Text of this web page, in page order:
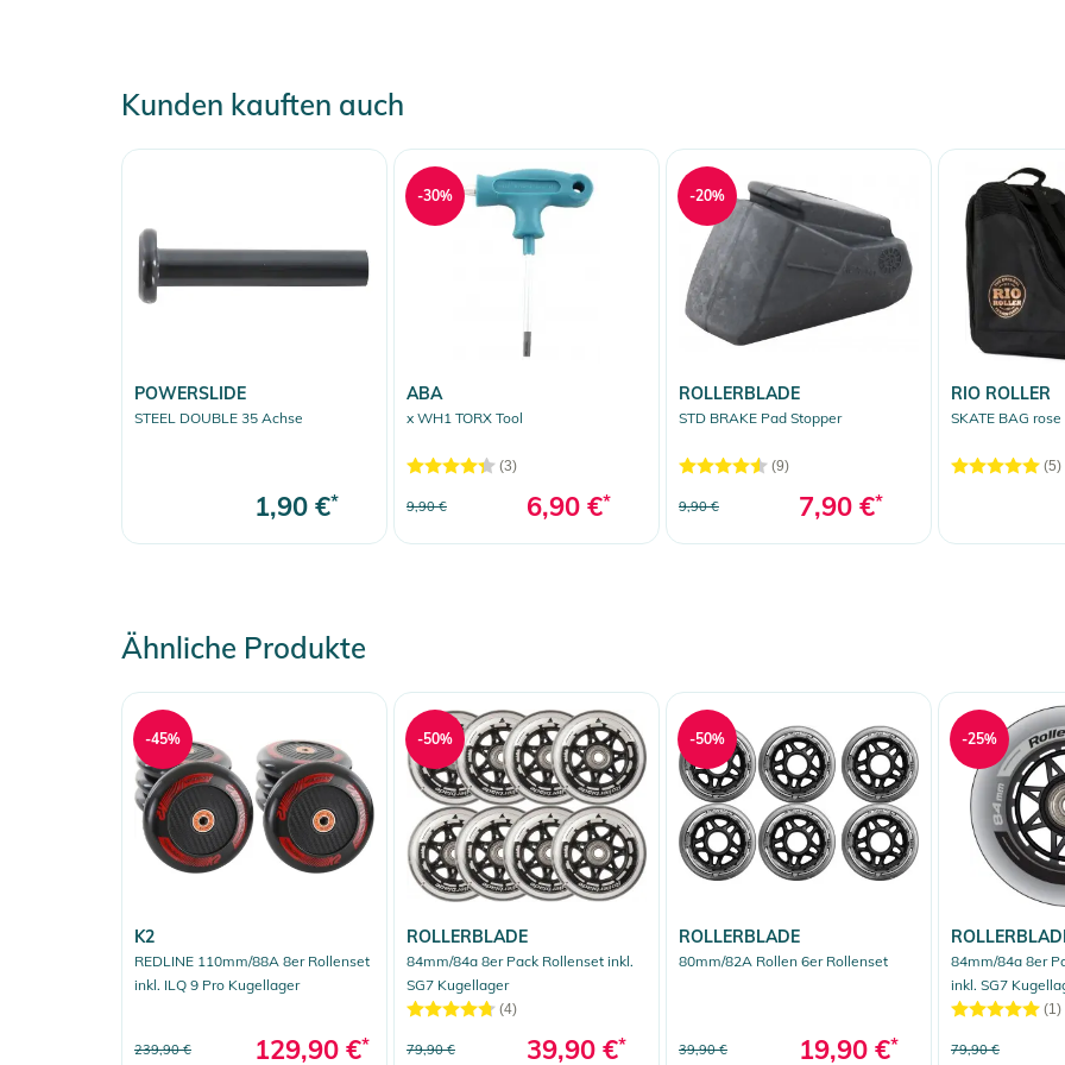
Kunden kauften auch
POWERSLIDE
STEEL DOUBLE 35 Achse
1,90 €*
ABA
x WH1 TORX Tool
(3)
9,90 € 6,90 €*
-30%
ROLLERBLADE
STD BRAKE Pad Stopper
(9)
9,90 € 7,90 €*
-20%
RIO ROLLER
SKATE BAG rose
(5)
Ähnliche Produkte
K2
REDLINE 110mm/88A 8er Rollenset
inkl. ILQ 9 Pro Kugellager
239,90 € 129,90 €*
-45%
ROLLERBLADE
84mm/84a 8er Pack Rollenset inkl.
SG7 Kugellager
(4)
79,90 € 39,90 €*
-50%
ROLLERBLADE
80mm/82A Rollen 6er Rollenset
39,90 € 19,90 €*
-50%
84mm/84a 8er
inkl. SG7
(1)
79,90 €
-25%